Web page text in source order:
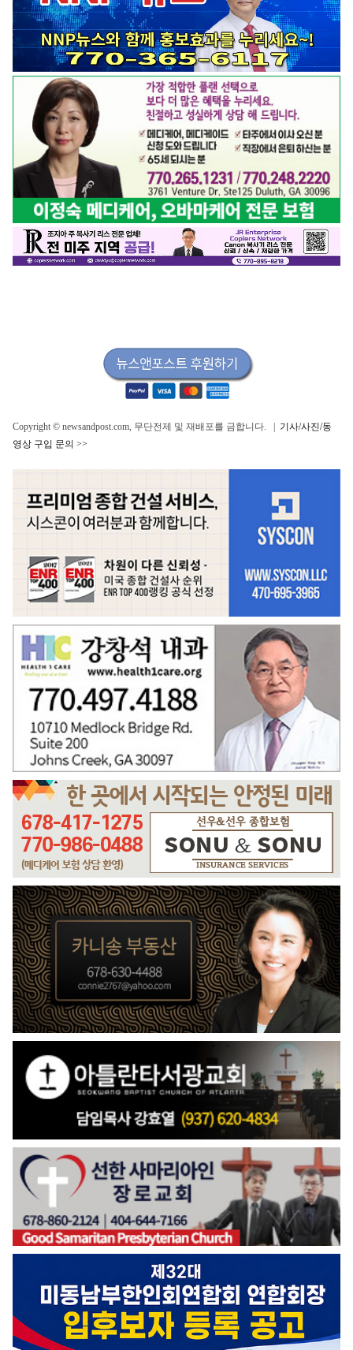
Copyright © newsandpost.com, 무단전제 및 재배포를 금합니다. | 기사/사진/동
영상 구입 문의 >>